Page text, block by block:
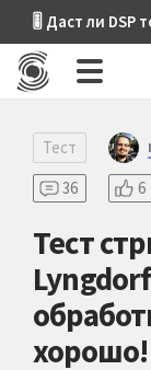
🎚 Даст ли DSP
Тест
36
6
Тест
хорошо!